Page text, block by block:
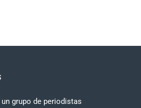
grupo de periodistas